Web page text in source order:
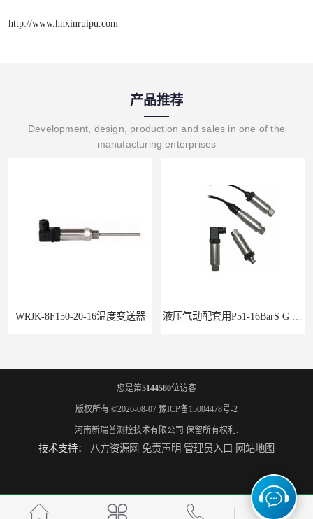
http://www.hnxinruipu.com
产品推荐
Development, design, production and sales in one of the
manufacturing enterprises
送器 液压气动配套用P51-16BarS G -A-MD-20MA 压力变送器
WP-D816-01-08-HHT智能多路巡检仪 水泥厂用DG1300-PJ-1-2-40/AA2N压力变送器
您是第5144580位访客
版权所有 ©2026-08-07 豫ICP备15004478号-2
河南新瑞普测控技术有限公司 保留所有权利.
技术支持： 八方资源网 免责声明 管理员入口 网站地图